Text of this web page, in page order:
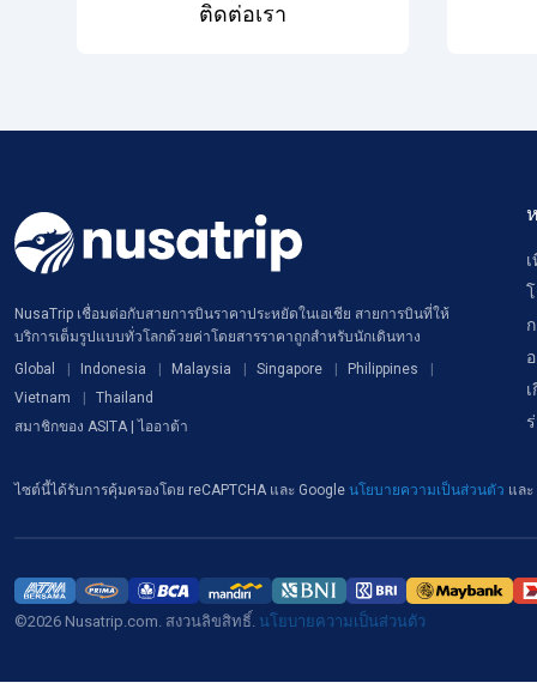
ติดต่อเรา
NusaTrip เชื่อมต่อกับสายการบินราคาประหยัดในเอเชีย สายการบินที่ให้
บริการเต็มรูปแบบทั่วโลกด้วยค่าโดยสารราคาถูกสำหรับนักเดินทาง
Global
Indonesia Malaysia Singapore
Philippines
Vietnam
Thailand
สมาชิกของ ASITA | ไออาต้า
ไซต์นี้ได้รับการคุ้มครองโดย reCAPTCHA และ Google นโยบายความเป็นส่วนตัว และ
©2026 Nusatrip.com. สงวนลิขสิทธิ์. นโยบายความเป็นส่วนตัว